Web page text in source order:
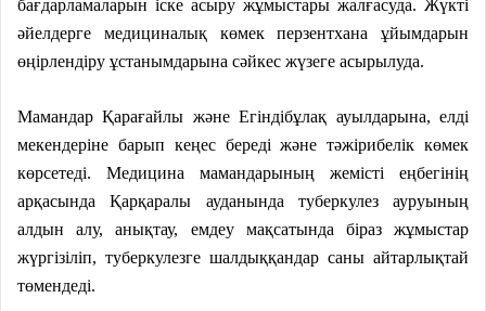
бағдарламаларын іске асыру жұмыстары жалғасуда. Жүкті
әйелдерге медициналық көмек перзентхана ұйымдарын
өңірлендіру ұстанымдарына сәйкес жүзеге асырылуда.
Мамандар Қарағайлы және Егіндібұлақ ауылдарына, елді
мекендеріне барып кеңес береді және тәжірибелік көмек
көрсетеді. Медицина мамандарының жемісті еңбегінің
арқасында Қарқаралы ауданында туберкулез ауруының
алдын алу, анықтау, емдеу мақсатында біраз жұмыстар
жүргізіліп, туберкулезге шалдыққандар саны айтарлықтай
төмендеді.